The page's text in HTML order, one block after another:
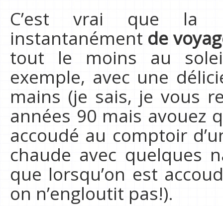
C’est vrai que la
instantanément de
tout le moins au
exemple, avec une
mains (je sais, je vous
années 90 mais avouez
accoudé au comptoir
chaude avec quelques
que lorsqu’on est
on n’engloutit pas!).